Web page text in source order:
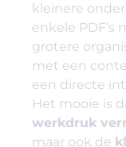
kleinere
enkele PDF’s
grotere
met een
een directe
Het mooie is
werkdruk
maar ook de